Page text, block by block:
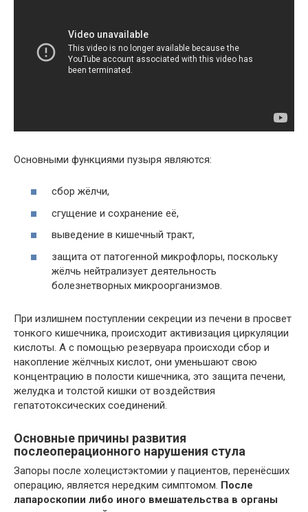
Основными функциями пузыря являются:
сбор жёлчи,
сгущение и сохранение её,
выведение в кишечный тракт,
защита от патогенной микрофлоры, поскольку
жёлчь нейтрализует деятельность
болезнетворных микроорганизмов.
При излишнем поступлении секреции из печени в просвет
тонкого кишечника, происходит активизация циркуляции
кислоты. А с помощью резервуара происходи сбор и
накопление жёлчных кислот, они уменьшают свою
концентрацию в полости кишечника, это защита печени,
желудка и толстой кишки от воздействия
гепатотоксических соединений.
Основные причины развития
послеоперационного нарушения стула
Запоры после холецистэктомии у пациентов, перенёсших
операцию, является нередким симптомом. После
лапароскопии либо иного вмешательства в органы